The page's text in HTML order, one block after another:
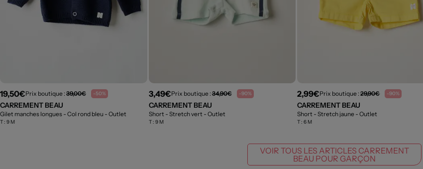
19,50€Prix boutique : 39,00€ -50%
CARREMENT BEAU
Gilet manches longues - Col rond bleu - Outlet
T : 9 M
3,49€Prix boutique :34,90€ -90%
CARREMENT BEAU
Short - Stretch vert - Outlet
T : 9 M
2,99€Prix boutique :29,90€ -90%
CARREMENT BEAU
Short - Stretch jaune - Outlet
T :6 M
VOIR TOUS LES ARTICLES CARREMENT
BEAU POUR GARÇON